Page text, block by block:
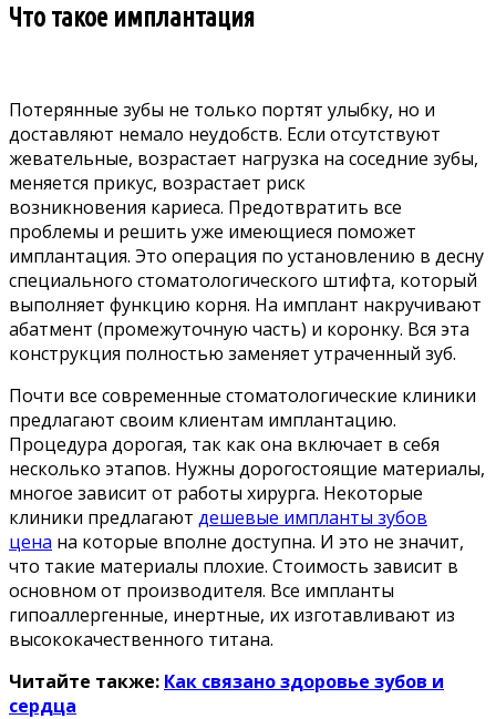
Что такое имплантация
Потерянные зубы не только портят улыбку, но и
доставляют немало неудобств. Если отсутствуют
жевательные, возрастает нагрузка на соседние зубы,
меняется прикус, возрастает риск
возникновения кариеса. Предотвратить все
проблемы и решить уже имеющиеся поможет
имплантация. Это операция по установлению в десну
специального стоматологического штифта, который
выполняет функцию корня. На имплант накручивают
абатмент (промежуточную часть) и коронку. Вся эта
конструкция полностью заменяет утраченный зуб.
Почти все современные стоматологические клиники
предлагают своим клиентам имплантацию.
Процедура дорогая, так как она включает в себя
несколько этапов. Нужны дорогостоящие материалы,
многое зависит от работы хирурга. Некоторые
клиники предлагают дешевые импланты зубов
цена на которые вполне доступна. И это не значит,
что такие материалы плохие. Стоимость зависит в
основном от производителя. Все импланты
гипоаллергенные, инертные, их изготавливают из
высококачественного титана.
Читайте также: Как связано здоровье зубов и
сердца